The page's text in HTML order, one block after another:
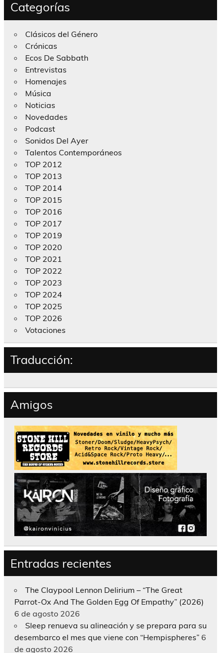
Categorías
Clásicos del Género
Crónicas
Ecos De Sabbath
Entrevistas
Homenajes
Música
Noticias
Novedades
Podcast
Sonidos Del Ayer
Talentos Contemporáneos
TOP 2012
TOP 2013
TOP 2014
TOP 2015
TOP 2016
TOP 2017
TOP 2019
TOP 2020
TOP 2021
TOP 2022
TOP 2023
TOP 2024
TOP 2025
TOP 2026
Votaciones
Traducción:
Amigos
Entradas recientes
The Claypool Lennon Delirium – “The Great
Parrot-Ox And The Golden Egg Of Empathy” (2026)
6 de agosto 2026
Sleep renueva su alineación y se prepara para su
desembarco el mes que viene con “Hempispheres” 6
de agosto 2026